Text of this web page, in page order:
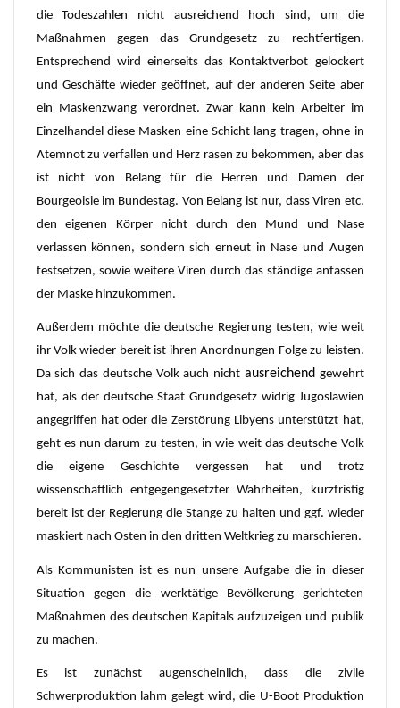
die Todeszahlen nicht ausreichend hoch sind, um die
Maßnahmen gegen das Grundgesetz zu rechtfertigen.
Entsprechend wird einerseits das Kontaktverbot gelockert
und Geschäfte wieder geöffnet, auf der anderen Seite aber
ein Maskenzwang verordnet. Zwar kann kein Arbeiter im
Einzelhandel diese Masken eine Schicht lang tragen, ohne in
Atemnot zu verfallen und Herz rasen zu bekommen, aber das
ist nicht von Belang für die Herren und Damen der
Bourgeoisie im Bundestag. Von Belang ist nur, dass Viren etc.
den eigenen Körper nicht durch den Mund und Nase
verlassen können, sondern sich erneut in Nase und Augen
festsetzen, sowie weitere Viren durch das ständige anfassen
der Maske hinzukommen.
Außerdem möchte die deutsche Regierung testen, wie weit
ihr Volk wieder bereit ist ihren Anordnungen Folge zu leisten.
Da sich das deutsche Volk auch nicht ausreichendgewehrt
hat, als der deutsche Staat Grundgesetz widrig Jugoslawien
angegriffen hat oder die Zerstörung Libyens unterstützt hat,
geht es nun darum zu testen, in wie weit dasdeutsche Volk
die eigene Geschichte vergessen hat und trotz
wissenschaftlich entgegengesetzter Wahrheiten, kurzfristig
bereit ist der Regierung die Stange zu halten und ggf. wieder
maskiert nach Osten in den dritten Weltkrieg zu marschieren.
Als Kommunisten ist es nun unsere Aufgabe die in dieser
Situation gegen die werktätige Bevölkerung gerichteten
Maßnahmen des deutschen Kapitals aufzuzeigen und publik
zu machen.
Es ist zunächst augenscheinlich, dass die zivile
Schwerproduktion lahm gelegt wird, die U-Boot Produktion